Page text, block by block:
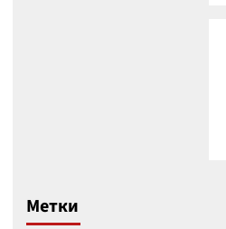
Метки